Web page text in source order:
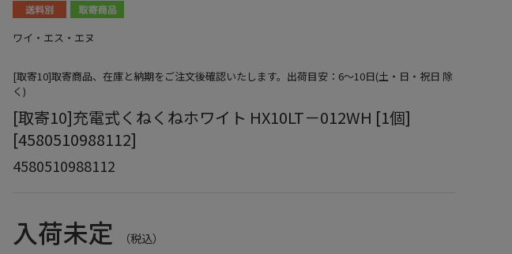
ワイ・エス・エヌ
[取寄10]取寄商品、在庫と納期をご注文後確認いたします。出荷目安：6～10日(土・日・祝日 除
く)
[取寄10]充電式くねくねホワイト HX10LT－012WH [1個]
[4580510988112]
4580510988112
入荷未定 （税込）